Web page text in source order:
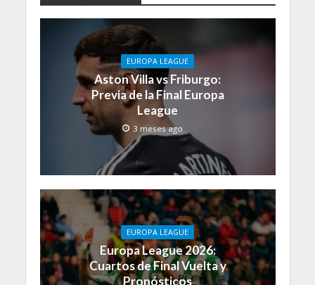
EUROPA LEAGUE
Aston Villa vs Friburgo:
Previa de la Final Europa
League
3 meses ago
EUROPA LEAGUE
Europa League 2026:
Cuartos de Final Vuelta y
Pronósticos